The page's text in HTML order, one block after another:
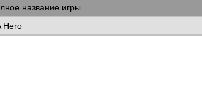
название игры
Hero